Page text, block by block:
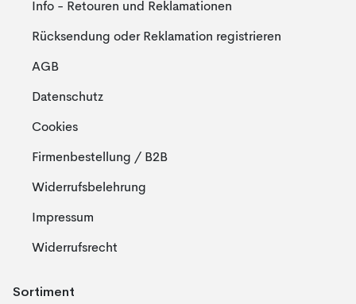
Info - Retouren und Reklamationen
Rücksendung oder Reklamation registrieren
AGB
Datenschutz
Cookies
Firmenbestellung / B2B
Widerrufsbelehrung
Impressum
Widerrufsrecht
Sortiment